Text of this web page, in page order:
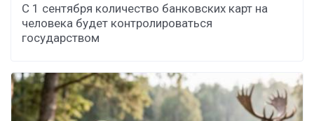
С 1 сентября количество банковских карт на
человека будет контролироваться
государством